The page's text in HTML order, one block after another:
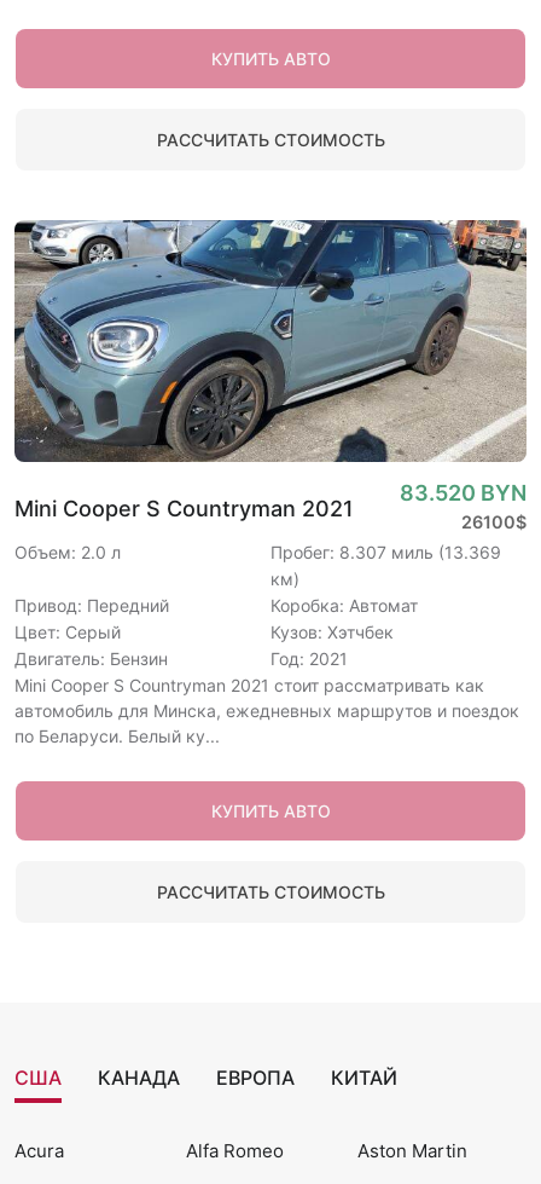
КУПИТЬ АВТО
РАССЧИТАТЬ СТОИМОСТЬ
Mini Cooper S Countryman 2021
83.520 BYN
26100$
Объем: 2.0 л
Пробег: 8.307 миль (13.369
км)
Привод: Передний
Коробка: Автомат
Цвет: Серый
Кузов: Хэтчбек
Двигатель: Бензин
Год: 2021
Mini Cooper S Countryman 2021 стоит рассматривать как
автомобиль для Минска, ежедневных маршрутов и поездок
по Беларуси. Белый ку...
КУПИТЬ АВТО
РАССЧИТАТЬ СТОИМОСТЬ
США КАНАДА ЕВРОПА КИТАЙ
Acura Alfa Romeo Aston Martin